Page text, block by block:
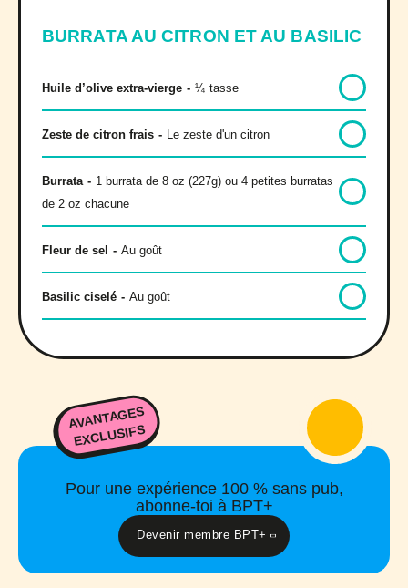
BURRATA AU CITRON ET AU BASILIC
Huile d’olive extra-vierge - ¼ tasse
Zeste de citron frais - Le zeste d'un citron
Burrata - 1 burrata de 8 oz (227g) ou 4 petites burratas
de 2 oz chacune
Fleur de sel - Au goût
Basilic ciselé - Au goût
AVANTAGES
EXCLUSIFS
Pour une expérience 100 % sans pub,
abonne-toi à BPT+
Devenir membre BPT+